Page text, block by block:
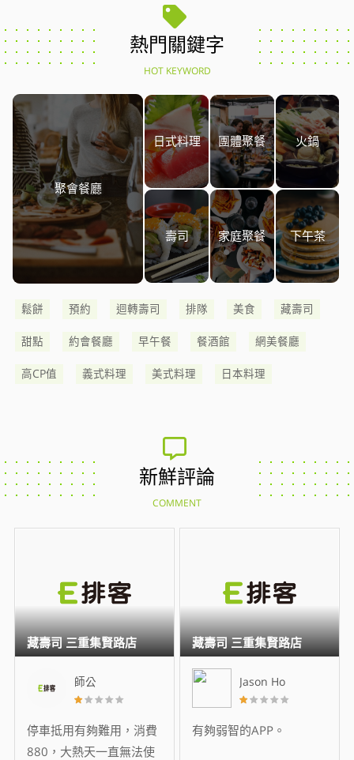
熱門關鍵字
HOT KEYWORD
聚會餐廳
日式料理 團體聚餐 火鍋
壽司 家庭聚餐 下午茶
鬆餅 預約 迴轉壽司 排隊 美食 藏壽司
甜點 約會餐廳 早午餐 餐酒館 網美餐廳
高CP值 義式料理 美式料理 日本料理
新鮮評論
COMMENT
師公
停車抵用有夠難用，消費
880，大熱天一直無法使
藏壽司 三重集賢路店
Jason Ho
有夠弱智的APP。
藏壽司 三重集賢路店